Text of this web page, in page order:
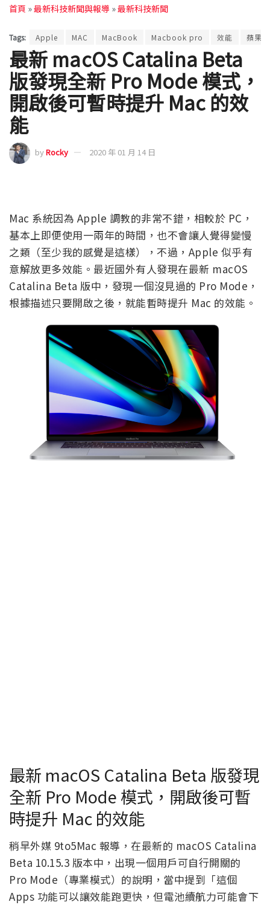
首頁 »最新科技新聞與報導 »最新科技新聞
Tags: Apple MAC MacBook Macbook pro 效能 蘋果
最新 macOS Catalina Beta
版發現全新 Pro Mode 模式，
開啟後可暫時提升 Mac 的效
能
byRocky 2020 年 01 月 14 日
Mac 系統因為 Apple 調教的非常不錯，相較於 PC，
基本上即便使用一兩年的時間，也不會讓人覺得變慢
之類（至少我的感覺是這樣），不過，Apple 似乎有
意解放更多效能。最近國外有人發現在最新 macOS
Catalina Beta 版中，發現一個沒見過的 Pro Mode，
根據描述只要開啟之後，就能暫時提升 Mac 的效能。
最新 macOS Catalina Beta 版發現
全新 Pro Mode 模式，開啟後可暫
時提升 Mac 的效能
稍早外媒 9to5Mac 報導，在最新的 macOS Catalina
Beta 10.15.3 版本中，出現一個用戶可自行開關的
Pro Mode（專業模式）的說明，當中提到「這個
Apps 功能可以讓效能跑更快，但電池續航力可能會下